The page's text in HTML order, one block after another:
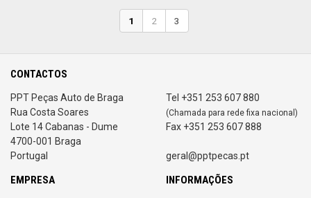
1 2 3
CONTACTOS
PPT Peças Auto de Braga
Rua Costa Soares
Lote 14 Cabanas - Dume
4700-001 Braga
Portugal
Tel +351 253 607 880
(Chamada para rede fixa nacional)
Fax +351 253 607 888
geral@pptpecas.pt
EMPRESA INFORMAÇÕES